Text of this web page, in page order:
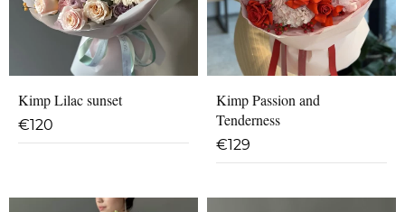
Kimp Lilac sunset
€120
Kimp Passion and
Tenderness
€129